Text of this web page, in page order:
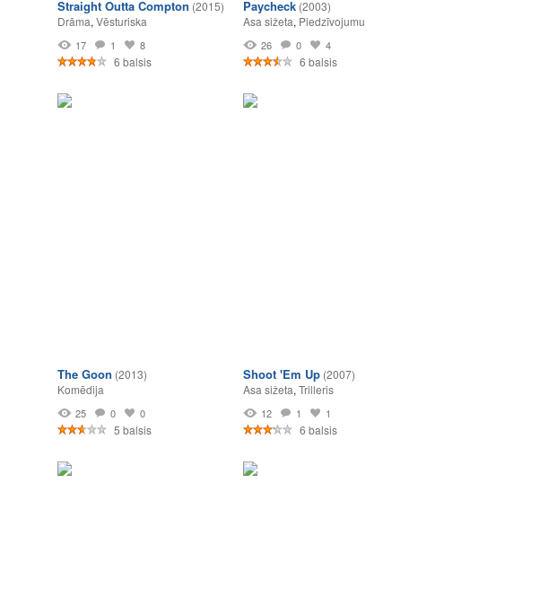
Straight Outta Compton (2015)
Drāma, Vēsturiska
17 1 8
6 balsis
Paycheck (2003)
Asa sižeta, Piedzīvojumu
26 0 4
6 balsis
The Goon (2013)
Komēdija
25 0 0
5 balsis
Shoot 'Em Up (2007)
Asa sižeta, Trilleris
12 1 1
6 balsis